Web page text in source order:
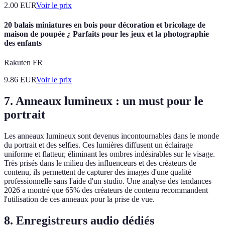
2.00 EURVoir le prix
20 balais miniatures en bois pour décoration et bricolage de
maison de poupée ¿ Parfaits pour les jeux et la photographie
des enfants
Rakuten FR
9.86 EURVoir le prix
7. Anneaux lumineux : un must pour le
portrait
Les anneaux lumineux sont devenus incontournables dans le monde
du portrait et des selfies. Ces lumières diffusent un éclairage
uniforme et flatteur, éliminant les ombres indésirables sur le visage.
Très prisés dans le milieu des influenceurs et des créateurs de
contenu, ils permettent de capturer des images d'une qualité
professionnelle sans l'aide d'un studio. Une analyse des tendances
2026 a montré que 65% des créateurs de contenu recommandent
l'utilisation de ces anneaux pour la prise de vue.
8. Enregistreurs audio dédiés